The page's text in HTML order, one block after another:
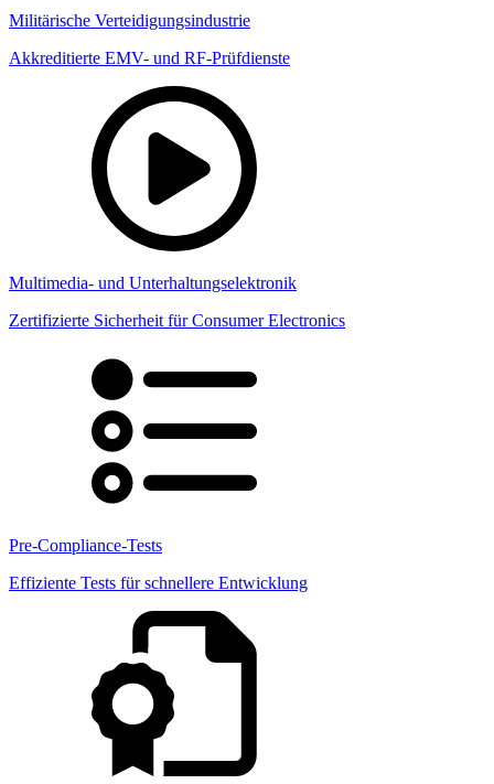
Militärische Verteidigungsindustrie
Akkreditierte EMV- und RF-Prüfdienste
Multimedia- und Unterhaltungselektronik
Zertifizierte Sicherheit für Consumer Electronics
Pre-Compliance-Tests
Effiziente Tests für schnellere Entwicklung